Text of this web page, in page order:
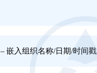
嵌入组织名称/日期/时间戳